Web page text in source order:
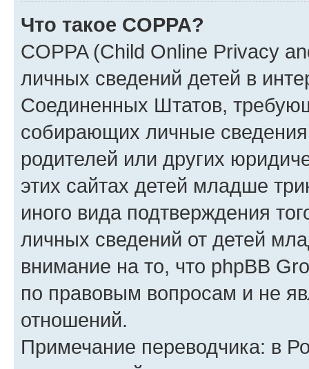
Что такое COPPA?
COPPA (Child Online Privacy
личных сведений детей в
Соединенных Штатов,
собирающих личные
родителей или других
этих сайтах детей младше
иного вида подтверждения
личных сведений от детей
внимание на то, что phpBB
по правовым вопросам и не
отношений.
Примечание переводчика: в